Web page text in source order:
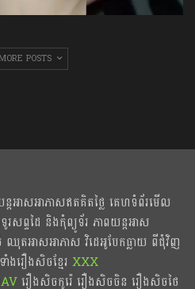
POSTS
តអាសអាភាសឥតគិតថ្លៃ គេហទំព័រមើល
សព្ទដៃ និងកុំព្យូទ័រ ភាពយន្តអាស
ឈុតអាសអាភាស វិដេអូបែកធ្លាយ ពីជុំវិញ
រឿងសិចខ្មែរ XXX
រឿងសិចកូរ៉េ រឿងសិចចិន​ រឿងសិចថៃ